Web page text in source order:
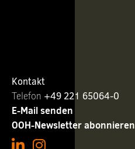
Kontakt
Telefon ‭ +49 221 65064-0
E-Mail senden
OOH-Newsletter abonnieren